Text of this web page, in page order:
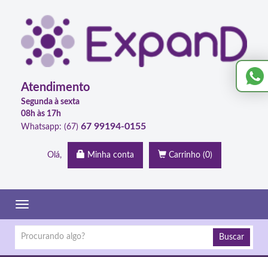
Atendimento
Segunda à sexta
08h às 17h
Whatsapp: (67) 67 99194-0155
Olá, Minha conta Carrinho (0)
Toggle
Buscar